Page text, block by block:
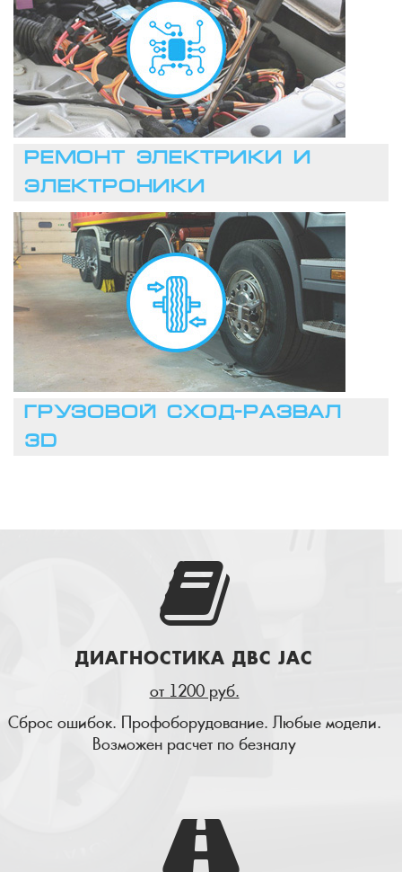
ЗАПИСАТЬСЯ
РЕМОНТ ЭЛЕКТРИКИ И
ЭЛЕКТРОНИКИ
ЗАПИСАТЬСЯ
ГРУЗОВОЙ СХОД-РАЗВАЛ
3D
ДИАГНОСТИКА ДВС JAC
от 1200 руб.
Сброс ошибок. Профоборудование. Любые модели.
Возможен расчет по безналу